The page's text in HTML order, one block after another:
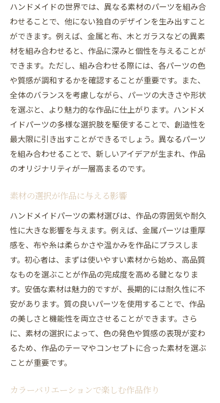
作品をより魅力的に見せる工夫
日常生活からインスピレーションを得る
パーソナライズされたギフトを作る方法
信頼できる通販サイトでのハンドメイドパーツ
選びのコツ
オンラインショップの選び方
返品ポリシーの確認方法
通販でのトラブル回避法
セール情報を活用するテクニック
海外通販サイトの利用時の注意点
セキュリティ対策を万全に
レビューを活用して高品質なハンドメイドパー
レビューの読み方と信頼性の判断
実際の使用感を知るための質問法
写真レビューの活用方法
ベストセラー商品のレビューを確認する
コミュニティでの経験を共有する
レビューの内容を比較して最適な選択をす
る
ハンドメイドパーツ選びであなたのクリエイテ
ィビティを引き出す
独自のスタイルを確立するテクニック
創造力を刺激するパーツの選び方
ハンドメイドの世界では、異なる素材のパーツを組み合
わせることで、他にない独自のデザインを生み出すこと
ができます。例えば、金属と布、木とガラスなどの異素
材を組み合わせると、作品に深みと個性を与えることが
できます。ただし、組み合わせる際には、各パーツの色
や質感が調和するかを確認することが重要です。また、
全体のバランスを考慮しながら、パーツの大きさや形状
を選ぶと、より魅力的な作品に仕上がります。ハンドメ
イドパーツの多様な選択肢を駆使することで、創造性を
最大限に引き出すことができるでしょう。異なるパーツ
を組み合わせることで、新しいアイデアが生まれ、作品
のオリジナリティが一層高まるのです。
素材の選択が作品に与える影響
ハンドメイドパーツの素材選びは、作品の雰囲気や耐久
性に大きな影響を与えます。例えば、金属パーツは重厚
感を、布や糸は柔らかさや温かみを作品にプラスしま
す。初心者は、まずは使いやすい素材から始め、高品質
なものを選ぶことが作品の完成度を高める鍵となりま
す。安価な素材は魅力的ですが、長期的には耐久性に不
安があります。質の良いパーツを使用することで、作品
の美しさと機能性を両立させることができます。さら
に、素材の選択によって、色の発色や質感の表現が変わ
るため、作品のテーマやコンセプトに合った素材を選ぶ
ことが重要です。
カラーバリエーションで楽しむ作品作り